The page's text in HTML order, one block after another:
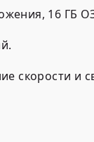
16 ГБ
скорости и